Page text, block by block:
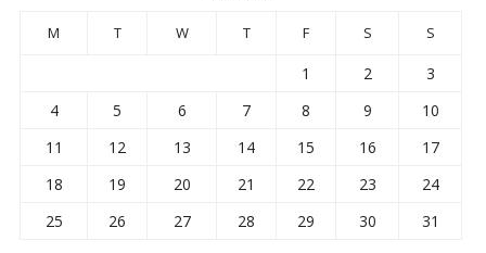
M T W T F S S
1 2
3
4
5 6 7 8 9
10
11
12 13 14 15 16
17
18
19 20 21 22 23
24
25
26 27 28 29 30 31